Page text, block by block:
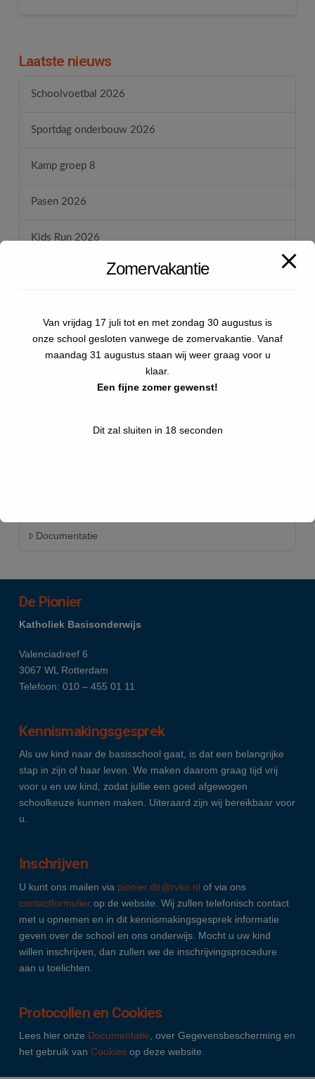
Laatste nieuws
Schoolvoetbal 2026
Sportdag onderbouw 2026
Kamp groep 8
Pasen 2026
Kids Run 2026
Documentatie
De Pionier
Katholiek Basisonderwijs
Valenciadreef 6
3067 WL Rotterdam
Telefoon: 010 – 455 01 11
Kennismakingsgesprek
Als uw kind naar de basisschool gaat, is dat een belangrijke
stap in zijn of haar leven. We maken daarom graag tijd vrij
voor u en uw kind, zodat jullie een goed afgewogen
schoolkeuze kunnen maken. Uiteraard zijn wij bereikbaar voor
u.
Inschrijven
U kunt ons mailen via pionier.dir@rvko.nl of via ons
contactformulierop de website. Wij zullen telefonisch contact
met u opnemen en in dit kennismakingsgesprek informatie
geven over de school en ons onderwijs. Mocht u uw kind
willen inschrijven, dan zullen we de inschrijvingsprocedure
aan u toelichten.
Protocollen en Cookies
Lees hier onze Documentatie, over Gegevensbescherming en
het gebruik van Cookiesop deze website.
Zomervakantie
Van vrijdag 17 juli tot en met zondag 30 augustus is
onze school gesloten vanwege de zomervakantie. Vanaf
maandag 31 augustus staan wij weer graag voor u
klaar.
Een fijne zomer gewenst!
Dit zal sluiten in 17seconden